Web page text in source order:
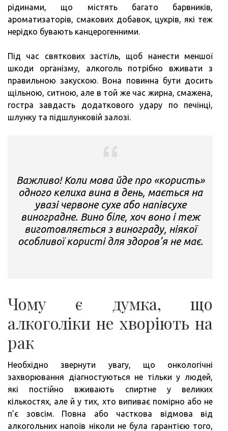
рідинами, що містять багато барвників,
ароматизаторів, смакових добавок, цукрів, які теж
нерідко бувають канцерогенними.
Під час святкових застіль, щоб нанести меншої
шкоди організму, алкоголь потрібно вживати з
правильною закускою. Вона повинна бути досить
щільною, ситною, але в той же час жирна, смажена,
гостра завдасть додаткового удару по печінці,
шлунку та підшлунковій залозі.
Важливо! Коли мова йде про «користь»
одного келиха вина в день, мається на
увазі червоне сухе або напівсухе
виноградне. Вино біле, хоч воно і теж
виготовляється з винограду, ніякої
особливої користі для здоров’я не має.
Чому є думка, що
алкоголіки не хворіють на
рак
Необхідно звернути увагу, що онкологічні
захворювання діагностуються не тільки у людей,
які постійно вживають спиртне у великих
кількостях, але й у тих, хто випиває помірно або не
п’є зовсім. Повна або часткова відмова від
алкогольних напоїв ніколи не була гарантією того,